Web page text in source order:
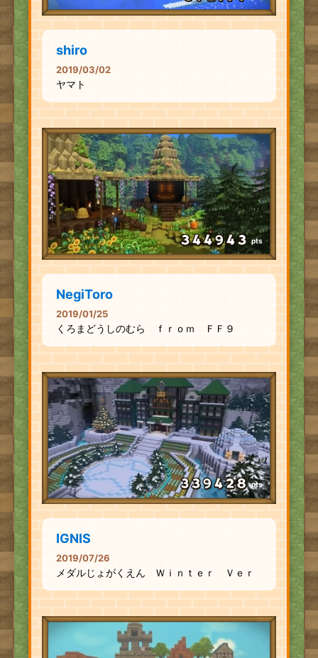
shiro
2019/03/02
ヤマト
pts
NegiToro
2019/01/25
くろまどうしのむら ｆｒｏｍ ＦＦ９
pts
IGNIS
2019/07/26
メダルじょがくえん Ｗｉｎｔｅｒ Ｖｅｒ